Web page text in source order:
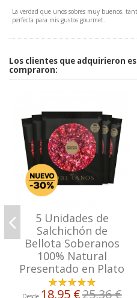
La verdad que unos sobres muy buenos.
perfecta para mis gustos gourmet.
Los clientes que adquirieron
compraron:
5 Unidades de
Salchichón de
Bellota Soberanos
100% Natural
Presentado en Plato
Desde 18,95 €25,36 €